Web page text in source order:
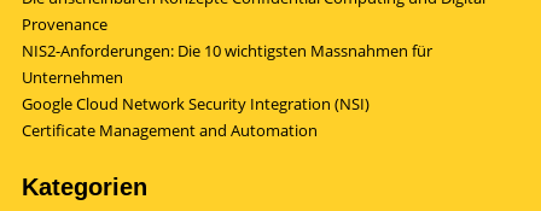
Provenance
NIS2-Anforderungen: Die 10 wichtigsten Massnahmen für
Unternehmen
Google Cloud Network Security Integration (NSI)
Certificate Management and Automation
Kategorien